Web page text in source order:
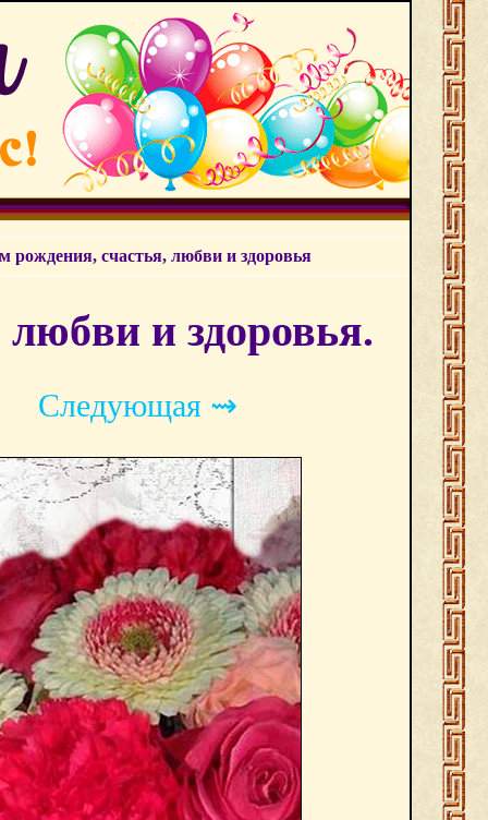
рождения, счастья, любви и здоровья
и здоровья.
Следующая ⇝